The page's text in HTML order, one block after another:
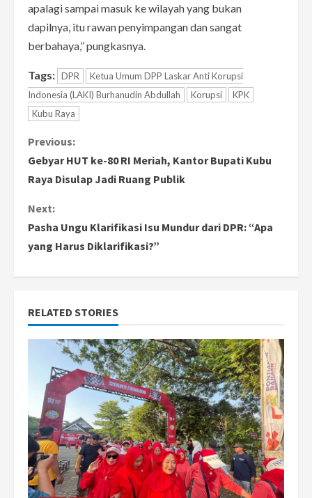
apalagi sampai masuk ke wilayah yang bukan
dapilnya, itu rawan penyimpangan dan sangat
berbahaya,” pungkasnya.
Tags: DPR
Ketua Umum DPP Laskar Anti Korupsi
Indonesia (LAKI) Burhanudin Abdullah
Korupsi
KPK
Kubu Raya
C
o
n
t
u
e
a
d
Previous:
Gebyar HUT ke-80 RI Meriah, Kantor Bupati Kubu
Raya Disulap Jadi Ruang Publik
Next:
Pasha Ungu Klarifikasi Isu Mundur dari DPR: “Apa
yang Harus Diklarifikasi?”
RELATED STORIES